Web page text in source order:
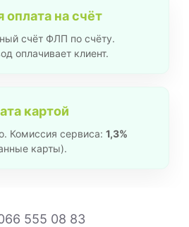
оплата на счёт
счёт ФЛП по счёту.
оплачивает клиент.
картой
Комиссия сервиса: 1,3%
карты).
555 08 83